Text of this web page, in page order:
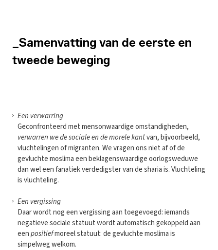
_Samenvatting van de eerste en
tweede beweging
Een verwarring
Geconfronteerd met mensonwaardige omstandigheden,
verwarren we de sociale en de morele kantvan, bijvoorbeeld,
vluchtelingen of migranten. We vragen ons niet af of de
gevluchte moslima een beklagenswaardige oorlogsweduwe
dan wel een fanatiek verdedigster van de sharia is. Vluchteling
is vluchteling.
Een vergissing
Daar wordt nog een vergissing aan toegevoegd: iemands
negatieve sociale statuut wordt automatisch gekoppeld aan
eenpositiefmoreel statuut: de gevluchte moslima is
simpelweg welkom.